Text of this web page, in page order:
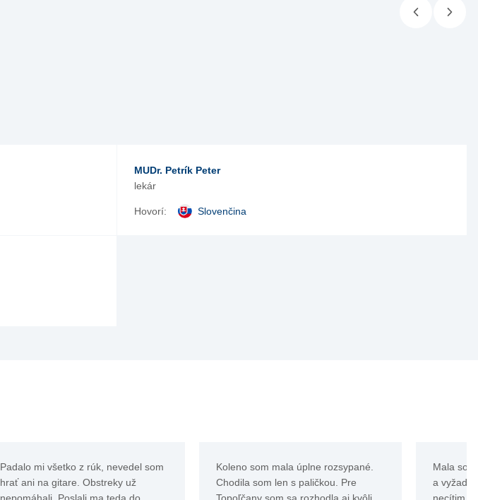
MUDr. Petrík Peter
lekár
Hovorí: Slovenčina
Padalo mi všetko z rúk, nevedel som
hrať ani na gitare. Obstreky už
Koleno som mala úplne rozsypané.
Chodila som len s paličkou. Pre
Mala
a